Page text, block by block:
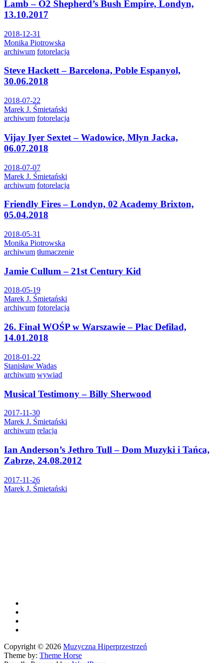
Lamb – O2 Shepherd’s Bush Empire, Londyn,
13.10.2017
2018-12-31
Monika Piotrowska
archiwum fotorelacja
Steve Hackett – Barcelona, Poble Espanyol,
30.06.2018
2018-07-22
Marek J. Śmietański
archiwum fotorelacja
Vijay Iyer Sextet – Wadowice, Młyn Jacka,
06.07.2018
2018-07-07
Marek J. Śmietański
archiwum fotorelacja
Friendly Fires – Londyn, 02 Academy Brixton,
05.04.2018
2018-05-31
Monika Piotrowska
archiwum tłumaczenie
Jamie Cullum – 21st Century Kid
2018-05-19
Marek J. Śmietański
archiwum fotorelacja
26. Finał WOŚP w Warszawie – Plac Defilad,
14.01.2018
2018-01-22
Stanisław Wadas
archiwum wywiad
Musical Testimony – Billy Sherwood
2017-11-30
Marek J. Śmietański
archiwum relacja
Ian Anderson’s Jethro Tull – Dom Muzyki i Tańca,
Zabrze, 24.08.2012
2017-11-26
Marek J. Śmietański
Copyright © 2026 Muzyczna Hiperprzestrzeń
Theme by: Theme Horse